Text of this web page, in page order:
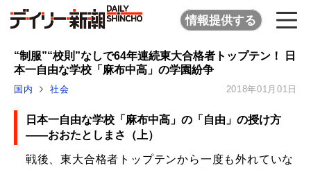
情報提供する
“制服”“校則”なしで64年連続東大合格者トップテン！ 日
本一自由な学校「麻布中高」の学園紛争
国内 社会 2018年01月01日
日本一自由な学校「麻布中高」の「自由」の授け方
――おおたとしまさ（上）
戦後、東大合格者トップテンから一度も外れていな